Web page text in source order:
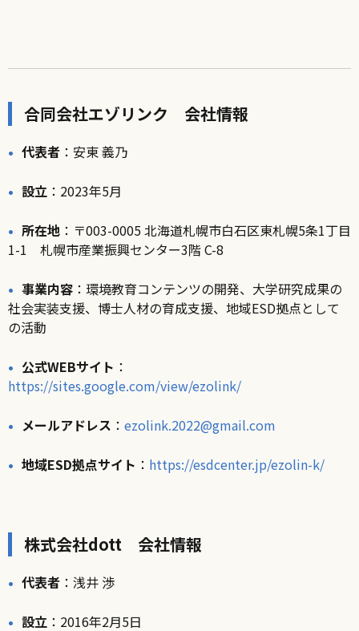
合同会社エゾリンク 会社情報
代表者 ：安東 義乃
設立 ：2023年5月
所在地 ：〒003-0005 北海道札幌市白石区東札幌5条1丁目
1-1 札幌市産業振興センター3階 C-8
事業内容 ：環境教育コンテンツの開発、大学研究成果の
社会実装支援、博士人材の育成支援、地域ESD拠点として
の活動
公式WEBサイト ：
https://sites.google.com/view/ezolink/
メールアドレス ： ezolink.2022@gmail.com
地域ESD拠点サイト ： https://esdcenter.jp/ezolin-k/
株式会社dott 会社情報
代表者 ：浅井 渉
設立 ：2016年2月5日